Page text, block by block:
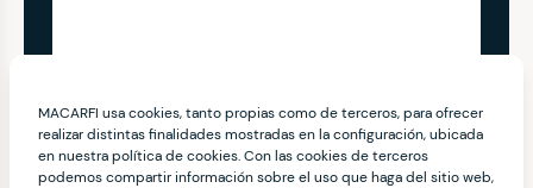
MACARFI usa cookies, tanto propias como de terceros, para ofrecer
realizar distintas finalidades mostradas en la configuración, ubicada
en nuestra política de cookies. Con las cookies de terceros
podemos compartir información sobre el uso que haga del sitio web,